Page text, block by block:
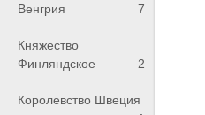
Венгрия 7
Княжество
Финляндское
2
Королевство Швеция